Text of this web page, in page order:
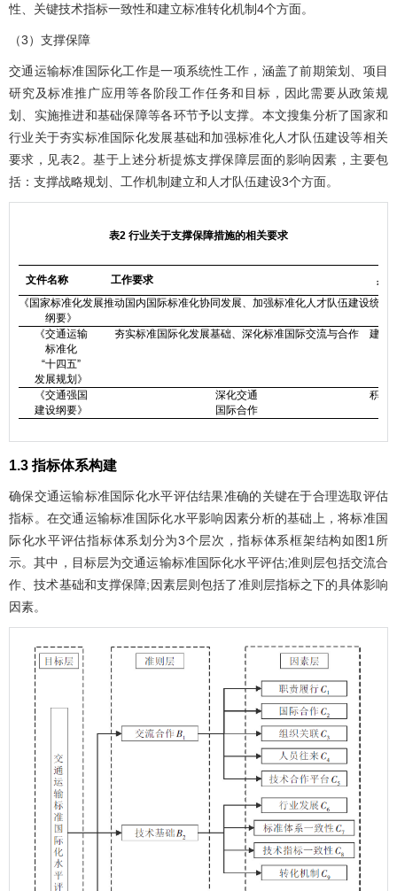
性、关键技术指标一致性和建立标准转化机制4个方面。
（3）支撑保障
交通运输标准国际化工作是一项系统性工作，涵盖了前期策划、项目
研究及标准推广应用等各阶段工作任务和目标，因此需要从政策规
划、实施推进和基础保障等各环节予以支撑。本文搜集分析了国家和
行业关于夯实标准国际化发展基础和加强标准化人才队伍建设等相关
要求，见表2 。基于上述分析提炼支撑保障层面的影响因素，主要包
括：支撑战略规划、工作机制建立和人才队伍建设3个方面。
表2 行业关于支撑保障措施的相关要求
文件名称 工作要求
具
《国家标准化发展
纲要》
推动国内国际标准化协同发展、加强标准化人才队伍建设统筹
《交通运输
标准化
“十四五”
发展规划》
夯实标准国际化发展基础、深化标准国际交流与合作 建立
《交通强国
建设纲要》
深化交通
国际合作
积极
1.3 指标体系构建
确保交通运输标准国际化水平评估结果准确的关键在于合理选取评估
指标。在交通运输标准国际化水平影响因素分析的基础上，将标准国
际化水平评估指标体系划分为3个层次，指标体系框架结构如 图1 所
示。其中，目标层为交通运输标准国际化水平评估;准则层包括交流合
作、技术基础和支撑保障;因素层则包括了准则层指标之下的具体影响
因素。